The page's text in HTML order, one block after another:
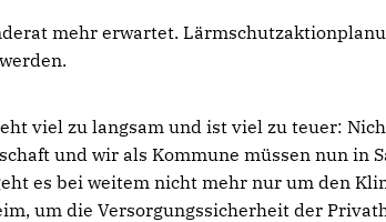
mehr erwartet.
viel zu langsam und ist viel zu teuer:
und wir als Kommune müssen nun in
es bei weitem nicht mehr nur um den
um die Versorgungssicherheit der